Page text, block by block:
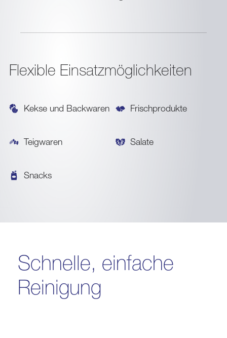
Flexible Einsatzmöglichkeiten
Kekse und Backwaren Frischprodukte
Teigwaren Salate
Snacks
Schnelle, einfache
Reinigung